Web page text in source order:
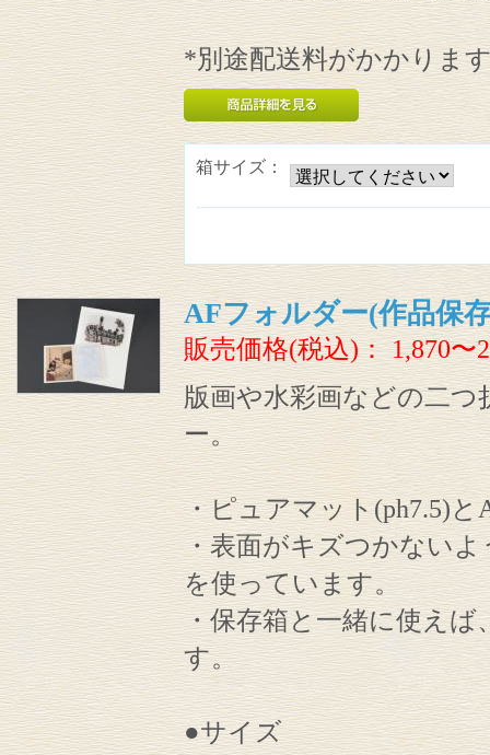
*別途配送料がかかりま
箱サイズ：
AFフォルダー(作品保
販売価格(税込)：1,870〜
版画や水彩画などの二
ー。
・ピュアマット(ph7.5)と
・表面がキズつかない
を使っています。
・保存箱と一緒に使え
す。
●サイズ